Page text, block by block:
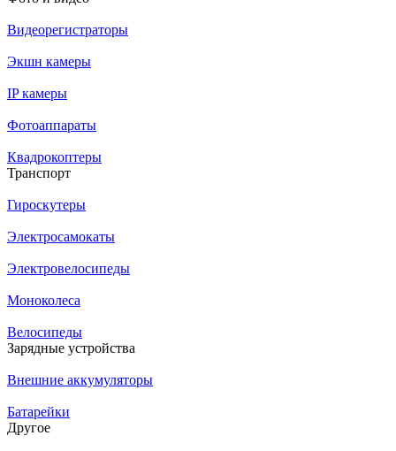
Видеорегистраторы
Экшн камеры
IP камеры
Фотоаппараты
Квадрокоптеры
Транспорт
Гироскутеры
Электросамокаты
Электровелосипеды
Моноколеса
Велосипеды
Зарядные устройства
Внешние аккумуляторы
Батарейки
Другое